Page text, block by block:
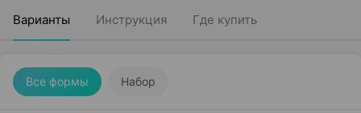
Варианты Инструкция Где купить
Все формы Набор